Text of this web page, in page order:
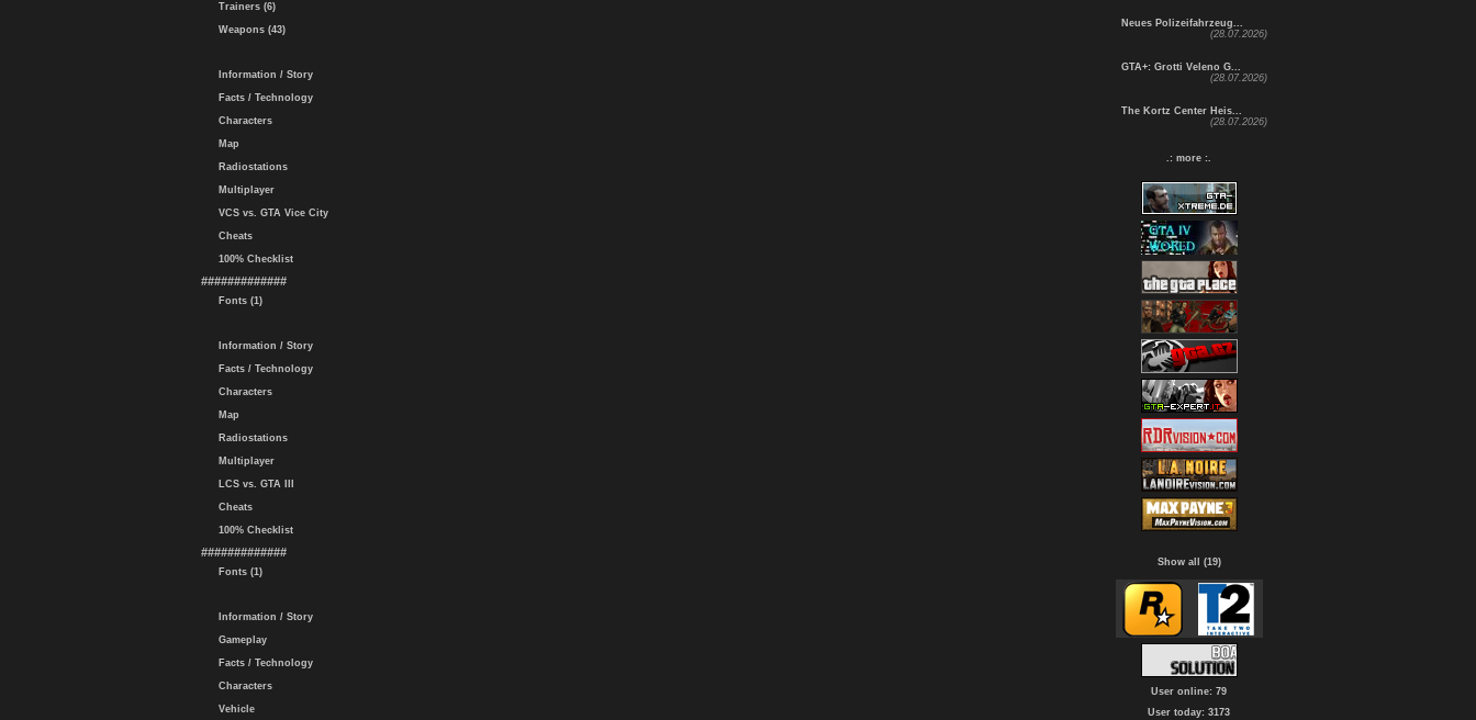
Trainers (6)
Weapons (43)
Information / Story
Facts / Technology
Characters
Map
Radiostations
Multiplayer
VCS vs. GTA Vice City
Cheats
100% Checklist
#############
Fonts (1)
Information / Story
Facts / Technology
Characters
Map
Radiostations
Multiplayer
LCS vs. GTA III
Cheats
100% Checklist
#############
Fonts (1)
Information / Story
Gameplay
Facts / Technology
Characters
Vehicle
Neues Polizeifahrzeug...
(28.07.2026)
GTA+: Grotti Veleno G...
(28.07.2026)
The Kortz Center Heis...
(28.07.2026)
.: more :.
Show all (19)
User online: 79
User today: 3173